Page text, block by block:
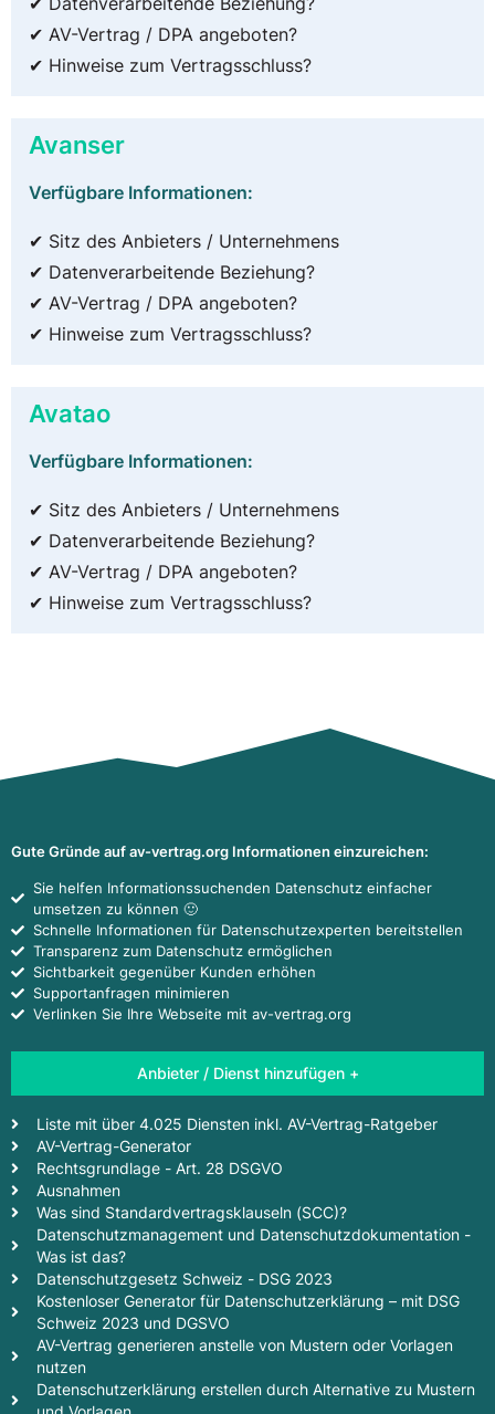
✔ AV-Vertrag / DPA angeboten?
✔ Hinweise zum Vertragsschluss?
Avanser
Verfügbare Informationen:
✔ Sitz des Anbieters / Unternehmens
✔ Datenverarbeitende Beziehung?
✔ AV-Vertrag / DPA angeboten?
✔ Hinweise zum Vertragsschluss?
Avatao
Verfügbare Informationen:
✔ Sitz des Anbieters / Unternehmens
✔ Datenverarbeitende Beziehung?
✔ AV-Vertrag / DPA angeboten?
✔ Hinweise zum Vertragsschluss?
Gute Gründe auf av-vertrag.org Informationen einzureichen:
Sie helfen Informationssuchenden Datenschutz einfacher
umsetzen zu können 🙂
Schnelle Informationen für Datenschutzexperten bereitstellen
Transparenz zum Datenschutz ermöglichen
Sichtbarkeit gegenüber Kunden erhöhen
Supportanfragen minimieren
Verlinken Sie Ihre Webseite mit av-vertrag.org
Anbieter / Dienst hinzufügen +
Liste mit über 4.025 Diensten inkl. AV-Vertrag-Ratgeber
AV-Vertrag-Generator
Rechtsgrundlage - Art. 28 DSGVO
Ausnahmen
Was sind Standardvertragsklauseln (SCC)?
Datenschutzmanagement und Datenschutzdokumentation -
Was ist das?
Datenschutzgesetz Schweiz - DSG 2023
Kostenloser Generator für Datenschutzerklärung – mit DSG
Schweiz 2023 und DGSVO
AV-Vertrag generieren anstelle von Mustern oder Vorlagen
nutzen
Datenschutzerklärung erstellen durch Alternative zu Mustern